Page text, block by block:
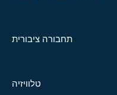
תחבורה ציבורית
טלוויזיה